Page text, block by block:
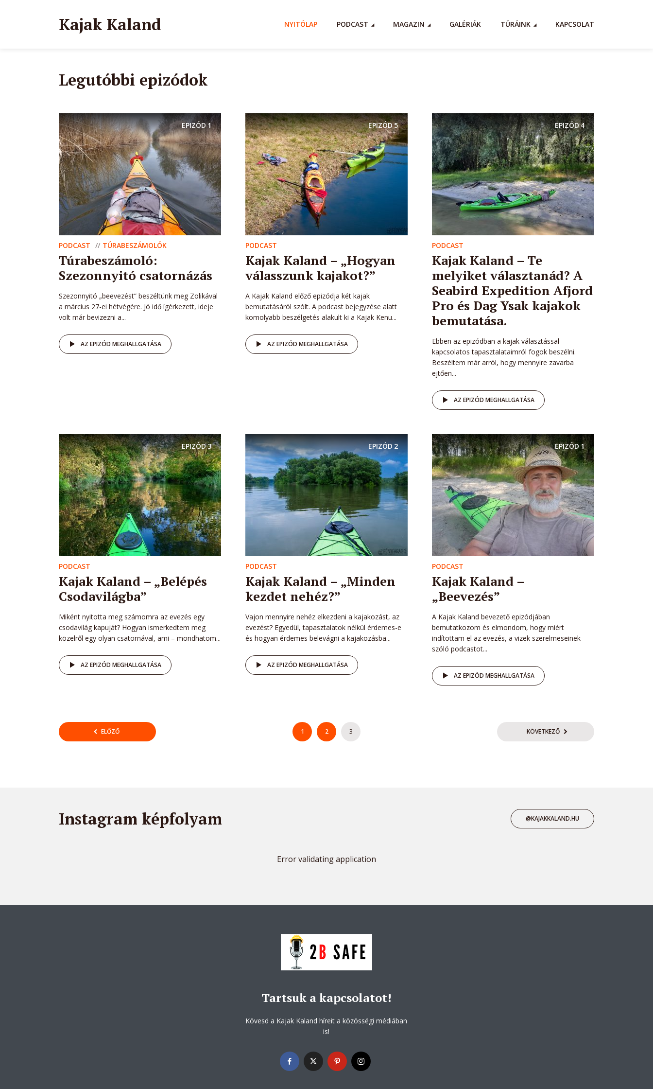
Kajak Kaland NYITÓLAP PODCAST MAGAZIN GALÉRIÁK TÚRÁINK KAPCSOLAT
Legutóbbi epizódok
EPIZÓD1
PODCAST TÚRABESZÁMOLÓK
Túrabeszámoló:
Szezonnyitó csatornázás
Szezonnyitó „beevezést” beszéltünk meg Zolikával
a március 27-ei hétvégére. Jó idő ígérkezett, ideje
volt már bevizezni a...
AZ EPIZÓD MEGHALLGATÁSA
EPIZÓD5
PODCAST
Kajak Kaland – „Hogyan
válasszunk kajakot?”
A Kajak Kaland előző epizódja két kajak
bemutatásáról szólt. A podcast bejegyzése alatt
komolyabb beszélgetés alakult ki a Kajak Kenu...
AZ EPIZÓD MEGHALLGATÁSA
EPIZÓD4
PODCAST
Kajak Kaland – Te
melyiket választanád? A
Seabird Expedition Afjord
Pro és Dag Ysak kajakok
bemutatása.
Ebben az epizódban a kajak választással
kapcsolatos tapasztalataimról fogok beszélni.
Beszéltem már arról, hogy mennyire zavarba
ejtően...
AZ EPIZÓD MEGHALLGATÁSA
EPIZÓD3
PODCAST
Kajak Kaland – „Belépés
Csodavilágba”
Miként nyitotta meg számomra az evezés egy
csodavilág kapuját? Hogyan ismerkedtem meg
közelről egy olyan csatornával, ami – mondhatom...
AZ EPIZÓD MEGHALLGATÁSA
EPIZÓD2
PODCAST
Kajak Kaland – „Minden
kezdet nehéz?”
Vajon mennyire nehéz elkezdeni a kajakozást, az
evezést? Egyedül, tapasztalatok nélkül érdemes-e
és hogyan érdemes belevágni a kajakozásba...
AZ EPIZÓD MEGHALLGATÁSA
EPIZÓD 1
PODCAST
Kajak Kaland –
„Beevezés”
A Kajak Kaland bevezető epizódjában
bemutatkozom és elmondom, hogy miért
indítottam el az evezés, a vizek szerelmeseinek
szóló podcastot...
AZ EPIZÓD MEGHALLGATÁSA
Bejegyzések
ELŐZŐ 1 2 3 KÖVETKEZŐ
Instagram képfolyam @KAJAKKALAND.HU
Error validating application
Tartsuk a kapcsolatot!
Kövesd a Kajak Kaland híreit a közösségi médiában
is!